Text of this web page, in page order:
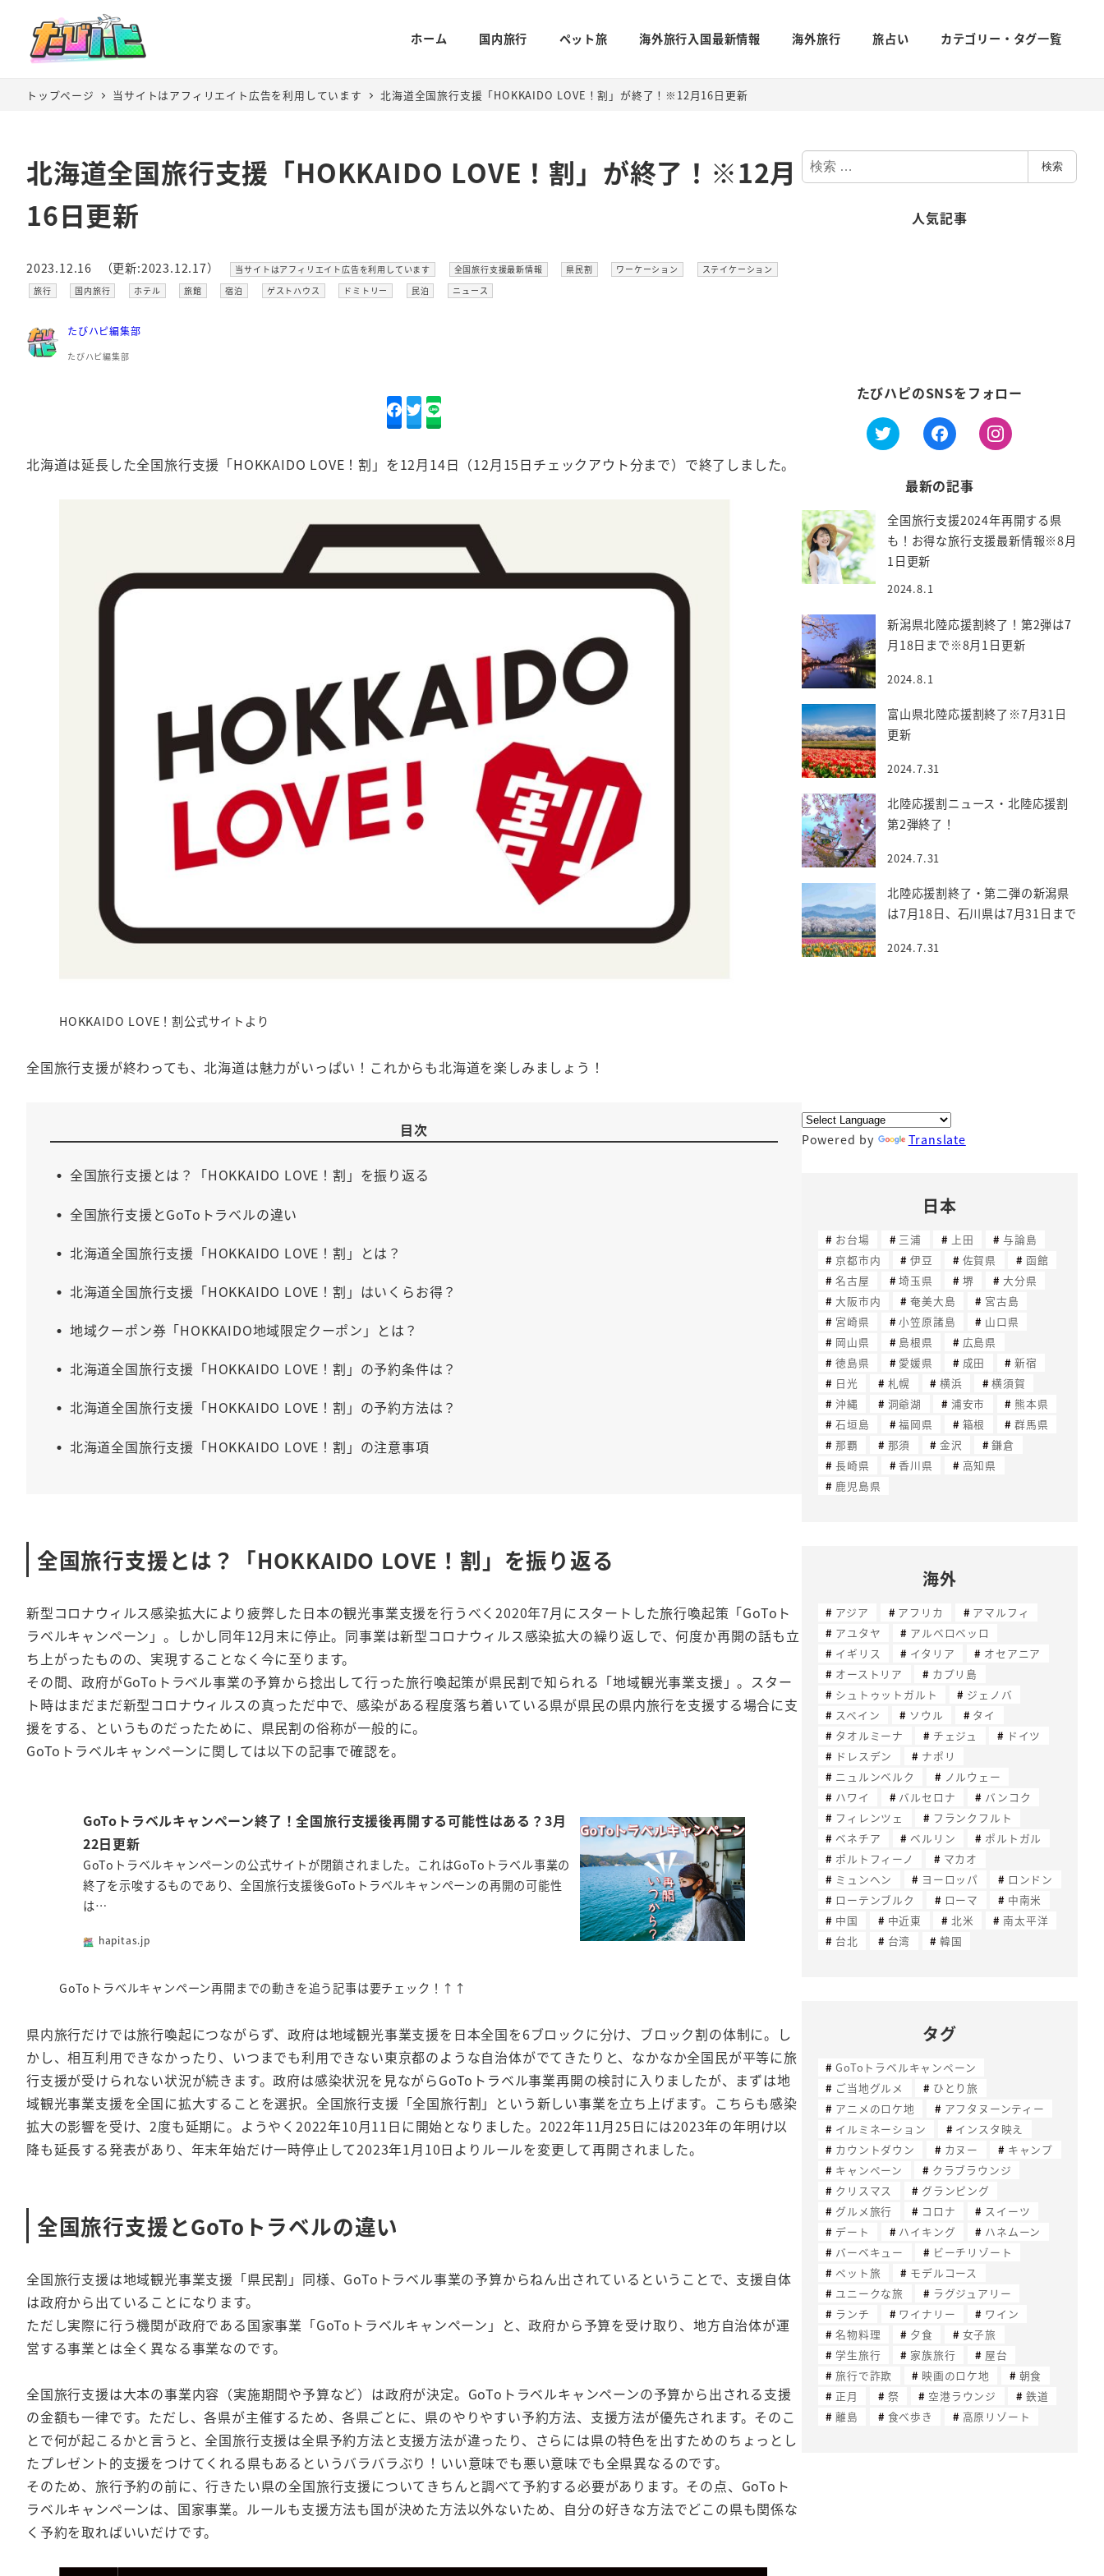
ホーム 国内旅行 ペット旅 海外旅行入国最新情報 海外旅行 旅占い カテゴリー・タグ一覧
トップページ 当サイトはアフィリエイト広告を利用しています 北海道全国旅行支援「HOKKAIDO LOVE！割」が終了！※12月16日更新
北海道全国旅行支援「HOKKAIDO LOVE！割」が終了！※12月
16日更新
投稿日
2023.12.16
更新日
（更新:2023.12.17） カテゴリー
当サイトはアフィリエイト広告を利用しています カテゴリー
全国旅行支援最新情報 カテゴリー
県民割 カテゴリー
ワーケーション カテゴリー
ステイケーション
カテゴリー
旅行 カテゴリー
国内旅行 カテゴリー
ホテル カテゴリー
旅館 カテゴリー
宿泊 カテゴリー
ゲストハウス カテゴリー
ドミトリー カテゴリー
民泊 カテゴリー
ニュース
たびハピ編集部
たびハピ編集部
北海道は延長した全国旅行支援「HOKKAIDO LOVE！割」を12月14日（12月15日チェックアウト分まで）で終了しました。
HOKKAIDO LOVE！割公式サイトより
全国旅行支援が終わっても、北海道は魅力がいっぱい！これからも北海道を楽しみましょう！
目次
全国旅行支援とは？「HOKKAIDO LOVE！割」を振り返る
全国旅行支援とGoToトラベルの違い
北海道全国旅行支援「HOKKAIDO LOVE！割」とは？
北海道全国旅行支援「HOKKAIDO LOVE！割」はいくらお得？
地域クーポン券「HOKKAIDO地域限定クーポン」とは？
北海道全国旅行支援「HOKKAIDO LOVE！割」の予約条件は？
北海道全国旅行支援「HOKKAIDO LOVE！割」の予約方法は？
北海道全国旅行支援「HOKKAIDO LOVE！割」の注意事項
全国旅行支援とは？「HOKKAIDO LOVE！割」を振り返る
新型コロナウィルス感染拡大により疲弊した日本の観光事業支援を行うべく2020年7月にスタートした旅行喚起策「GoToト
ラベルキャンペーン」。しかし同年12月末に停止。同事業は新型コロナウィルス感染拡大の繰り返しで、何度か再開の話も立
ち上がったものの、実現することなく今に至ります。
その間、政府がGoToトラベル事業の予算から捻出して行った旅行喚起策が県民割で知られる「地域観光事業支援」。スター
ト時はまだまだ新型コロナウィルスの真っただ中で、感染がある程度落ち着いている県が県民の県内旅行を支援する場合に支
援をする、というものだったために、県民割の俗称が一般的に。
GoToトラベルキャンペーンに関しては以下の記事で確認を。
GoToトラベルキャンペーン終了！全国旅行支援後再開する可能性はある？3月
22日更新
GoToトラベルキャンペーンの公式サイトが閉鎖されました。これはGoToトラベル事業の
終了を示唆するものであり、全国旅行支援後GoToトラベルキャンペーンの再開の可能性
は…
hapitas.jp
GoToトラベルキャンペーン再開までの動きを追う記事は要チェック！↑↑
県内旅行だけでは旅行喚起につながらず、政府は地域観光事業支援を日本全国を6ブロックに分け、ブロック割の体制に。し
かし、相互利用できなかったり、いつまでも利用できない東京都のような自治体がでてきたりと、なかなか全国民が平等に旅
行支援が受けられない状況が続きます。政府は感染状況を見ながらGoToトラベル事業再開の検討に入りましたが、まずは地
域観光事業支援を全国に拡大することを選択。全国旅行支援「全国旅行割」という新しい事業を立ち上げます。こちらも感染
拡大の影響を受け、2度も延期に。ようやく2022年10月11日に開始となりました。2022年11月25日には2023年の年明け以
降も延長する発表があり、年末年始だけ一時停止して2023年1月10日よりルールを変更して再開されました。
全国旅行支援とGoToトラベルの違い
全国旅行支援は地域観光事業支援「県民割」同様、GoToトラベル事業の予算からねん出されているということで、支援自体
は政府から出ていることになります。
ただし実際に行う機関が政府である国家事業「GoToトラベルキャンペーン」と、政府から予算を受け取り、地方自治体が運
営する事業とは全く異なる事業なのです。
全国旅行支援は大本の事業内容（実施期間や予算など）は政府が決定。GoToトラベルキャンペーンの予算から出される支援
の金額も一律です。ただし、各県が主催するため、各県ごとに、県のやりやすい予約方法、支援方法が優先されます。そのこ
とで何が起こるかと言うと、全国旅行支援は全県予約方法と支援方法が違ったり、さらには県の特色を出すためのちょっとし
たプレゼント的支援をつけてくれる県もあるというバラバラぶり！いい意味でも悪い意味でも全県異なるのです。
そのため、旅行予約の前に、行きたい県の全国旅行支援についてきちんと調べて予約する必要があります。その点、GoToト
ラベルキャンペーンは、国家事業。ルールも支援方法も国が決めた方法以外ないため、自分の好きな方法でどこの県も関係な
く予約を取ればいいだけです。
検
索
検索
人気記事
たびハピのSNSをフォロー
最新の記事
全国旅行支援2024年再開する県
も！お得な旅行支援最新情報※8月
1日更新
2024.8.1
新潟県北陸応援割終了！第2弾は7
月18日まで※8月1日更新
2024.8.1
富山県北陸応援割終了※7月31日
更新
2024.7.31
北陸応援割ニュース・北陸応援割
第2弾終了！
2024.7.31
北陸応援割終了・第二弾の新潟県
は7月18日、石川県は7月31日まで
2024.7.31
Powered by Translate
日本
お台場 三浦 上田
与論島
京都市内
伊豆 佐賀県
函館
名古屋
埼玉県 堺
大分県
大阪市内
奄美大島
宮古島
宮崎県
小笠原諸島
山口県
岡山県
島根県
広島県
徳島県
愛媛県 成田
新宿
日光
札幌 横浜
横須賀
沖縄
洞爺湖 浦安市
熊本県
石垣島
福岡県 箱根
群馬県
那覇
那須 金沢
鎌倉
長崎県
香川県
高知県
鹿児島県
海外
アジア アフリカ
アマルフィ
アユタヤ
アルベロベッロ
イギリス
イタリア
オセアニア
オーストリア
カプリ島
シュトゥットガルト
ジェノバ
スペイン
ソウル
タイ
タオルミーナ
チェジュ
ドイツ
ドレスデン
ナポリ
ニュルンベルク
ノルウェー
ハワイ
バルセロナ
バンコク
フィレンツェ
フランクフルト
ベネチア
ベルリン
ポルトガル
ポルトフィーノ
マカオ
ミュンヘン
ヨーロッパ
ロンドン
ローテンブルク
ローマ
中南米
中国
中近東 北米
南太平洋
台北
台湾 韓国
タグ
GoToトラベルキャンペーン
ご当地グルメ
ひとり旅
アニメのロケ地
アフタヌーンティー
イルミネーション
インスタ映え
カウントダウン
カヌー
キャンプ
キャンペーン
クラブラウンジ
クリスマス
グランピング
グルメ旅行
コロナ
スイーツ
デート
ハイキング
ハネムーン
バーベキュー
ビーチリゾート
ペット旅
モデルコース
ユニークな旅
ラグジュアリー
ランチ
ワイナリー
ワイン
名物料理
夕食
女子旅
学生旅行
家族旅行
屋台
旅行で詐欺
映画のロケ地
朝食
正月
祭 空港ラウンジ
鉄道
離島
食べ歩き 高原リゾート